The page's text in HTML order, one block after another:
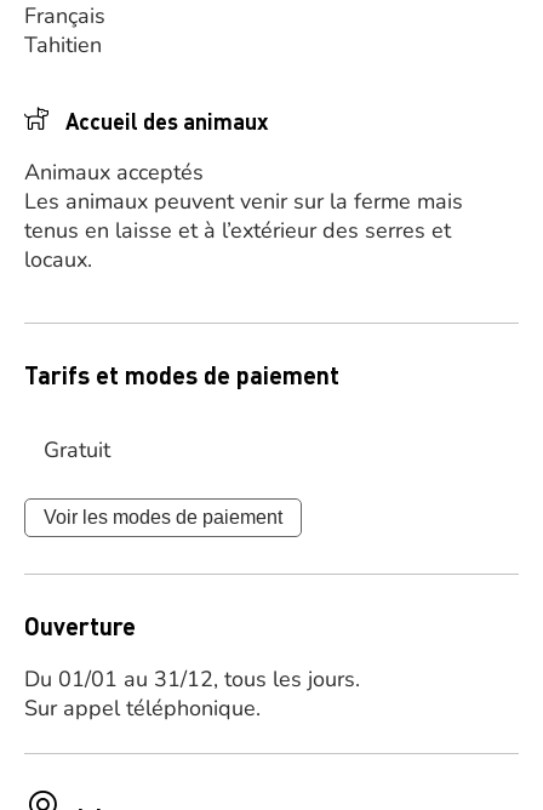
Français
Tahitien
Accueil des animaux
Animaux acceptés
Les animaux peuvent venir sur la ferme mais
tenus en laisse et à l’extérieur des serres et
locaux.
Tarifs et modes de paiement
Gratuit
Voir les modes de paiement
Ouverture
Du 01/01 au 31/12, tous les jours.
Sur appel téléphonique.